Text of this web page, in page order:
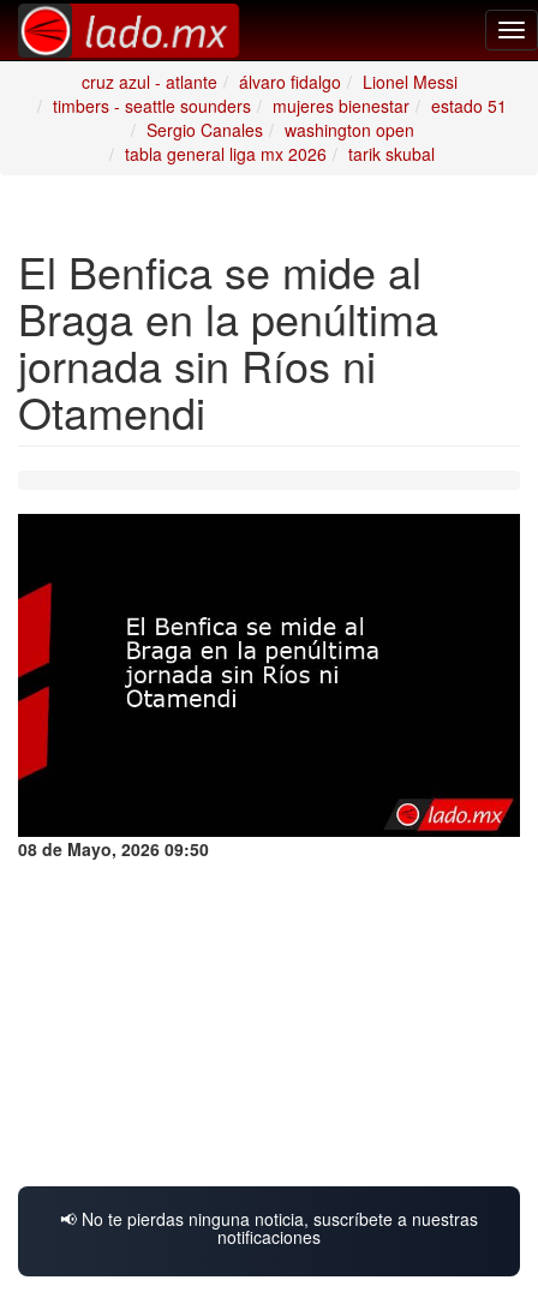
cruz azul - atlante
álvaro fidalgo
Lionel Messi
timbers - seattle sounders
mujeres bienestar
estado 51
Sergio Canales
washington open
tabla general liga mx 2026
tarik skubal
El Benfica se mide al
Braga en la penúltima
jornada sin Ríos ni
Otamendi
08 de Mayo, 2026 09:50
📢 No te pierdas ninguna noticia, suscríbete a nuestras
notificaciones